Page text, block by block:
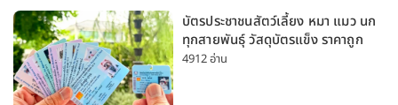
บัตรประชาชนสัตว์เลี้ยง หมา แมว นก
ทุกสายพันธุ์ วัสดุบัตรแข็ง ราคาถูก
4912 อ่าน